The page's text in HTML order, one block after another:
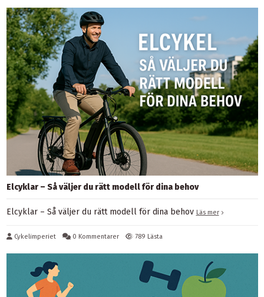
Elcyklar – Så väljer du rätt modell för dina behov
Elcyklar – Så väljer du rätt modell för dina behov Läs mer
Cykelimperiet 0 Kommentarer 789 Lästa